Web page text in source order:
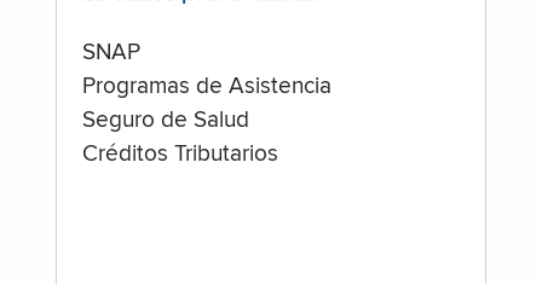
SNAP
Programas de Asistencia
Seguro de Salud
Créditos Tributarios